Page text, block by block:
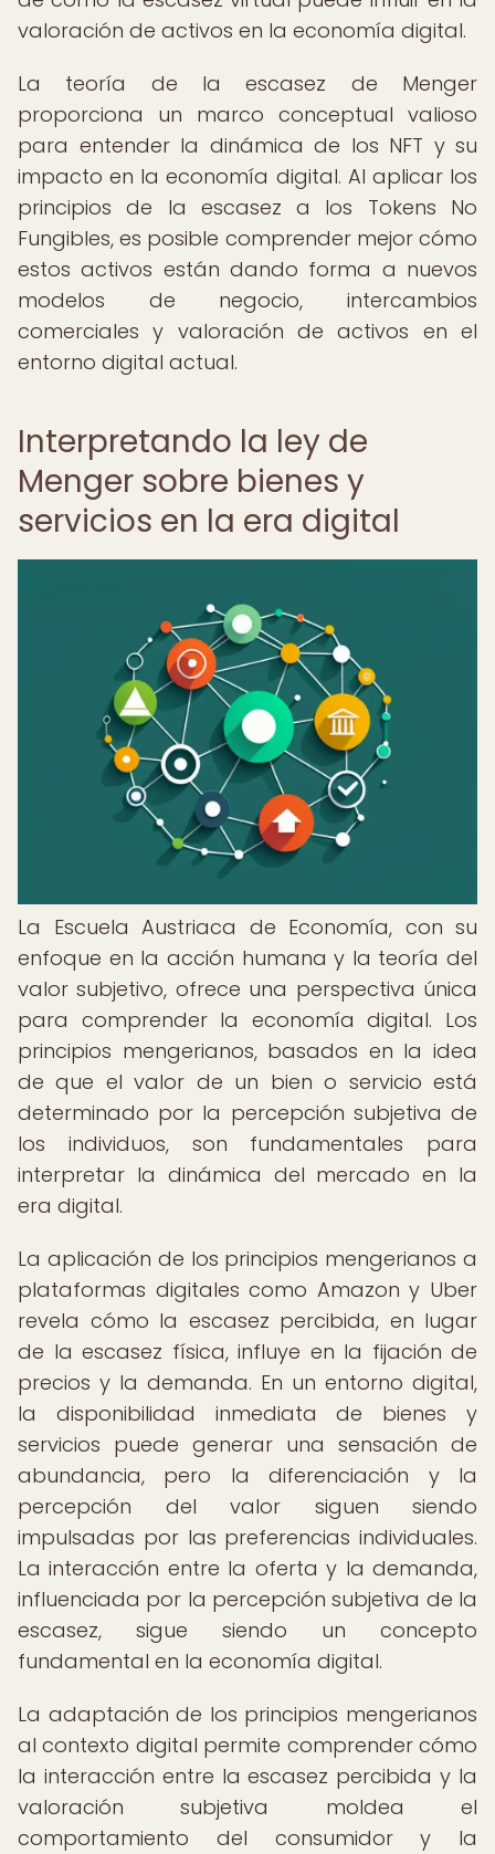
valoración de activos en la economía digital.
La teoría de la escasez de Menger
proporciona un marco conceptual valioso
para entender la dinámica de los NFT y su
impacto en la economía digital. Al aplicar los
principios de la escasez a los Tokens No
Fungibles, es posible comprender mejor cómo
estos activos están dando forma a nuevos
modelos de negocio, intercambios
comerciales y valoración de activos en el
entorno digital actual.
Interpretando la ley de
Menger sobre bienes y
servicios en la era digital
La Escuela Austriaca de Economía, con su
enfoque en la acción humana y la teoría del
valor subjetivo, ofrece una perspectiva única
para comprender la economía digital. Los
principios mengerianos, basados en la idea
de que el valor de un bien o servicio está
determinado por la percepción subjetiva de
los individuos, son fundamentales para
interpretar la dinámica del mercado en la
era digital.
La aplicación de los principios mengerianos a
plataformas digitales como Amazon y Uber
revela cómo la escasez percibida, en lugar
de la escasez física, influye en la fijación de
precios y la demanda. En un entorno digital,
la disponibilidad inmediata de bienes y
servicios puede generar una sensación de
abundancia, pero la diferenciación y la
percepción del valor siguen siendo
impulsadas por las preferencias individuales.
La interacción entre la oferta y la demanda,
influenciada por la percepción subjetiva de la
escasez, sigue siendo un concepto
fundamental en la economía digital.
La adaptación de los principios mengerianos
al contexto digital permite comprender cómo
la interacción entre la escasez percibida y la
valoración subjetiva moldea el
comportamiento del consumidor y la